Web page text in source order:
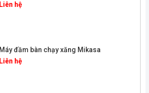
Liên hệ
Máy đầm bàn chạy xăng Mikasa
Liên hệ